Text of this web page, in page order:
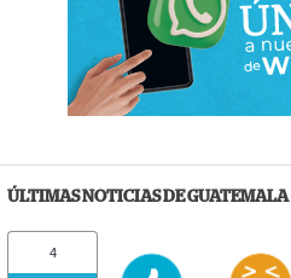
ÚLTIMAS NOTICIAS DE GUATEMALA
4